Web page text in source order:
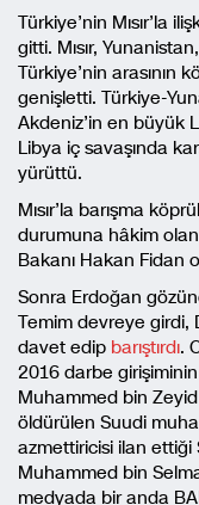
Türkiye’nin Mısır’la
gitti. Mısır,
Türkiye’nin arasının
genişletti. Türkiye-
Akdeniz’in en büyük
Libya iç savaşında
yürüttü.
Mısır’la barışma
durumuna hâkim
Bakanı Hakan Fidan
Sonra Erdoğan
Temim devreye girdi,
davet edip barıştırdı.
2016 darbe
Muhammed bin
öldürülen Suudi
azmettiricisi ilan ettiği
Muhammed bin
medyada bir anda